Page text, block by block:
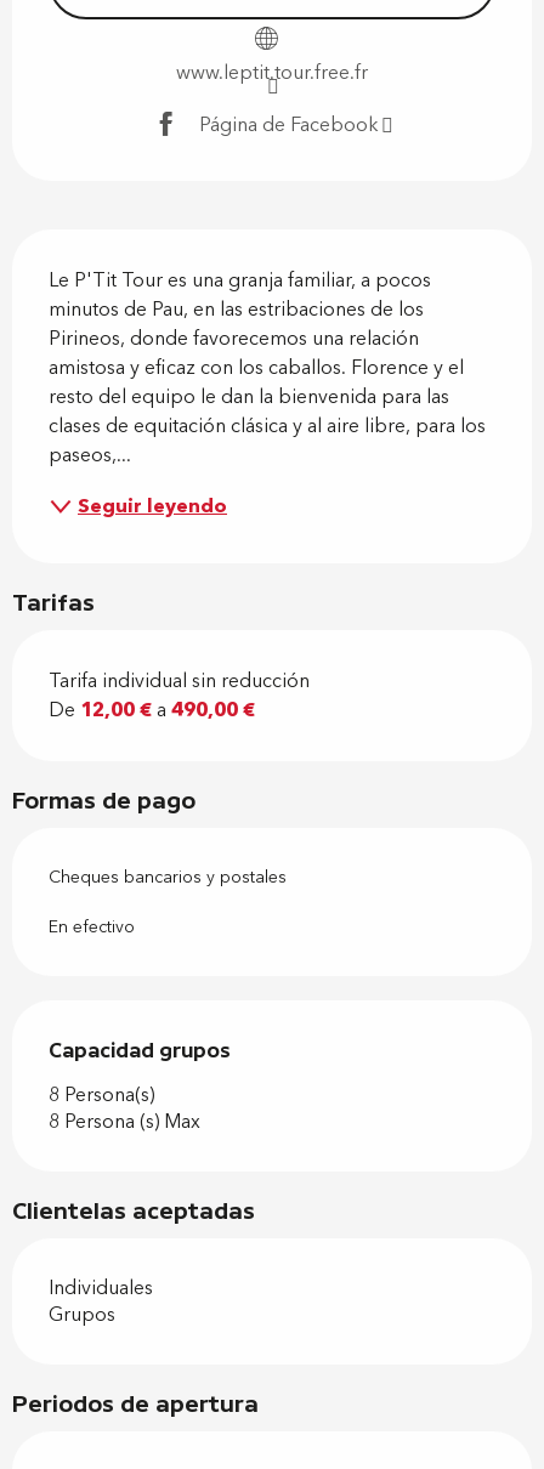
www.leptit.tour.free.fr
Página de Facebook
Le P'Tit Tour es una granja familiar, a pocos
minutos de Pau, en las estribaciones de los
Pirineos, donde favorecemos una relación
amistosa y eficaz con los caballos. Florence y el
resto del equipo le dan la bienvenida para las
clases de equitación clásica y al aire libre, para los
paseos,...
Seguir leyendo
Tarifas
Tarifa individual sin reducción
De 12,00 €a 490,00 €
Formas de pago
Cheques bancarios y postales
En efectivo
Capacidad grupos
Capacidad grupos
8 Persona(s)
8 Persona (s) Max
Clientelas aceptadas
Individuales
Grupos
Periodos de apertura